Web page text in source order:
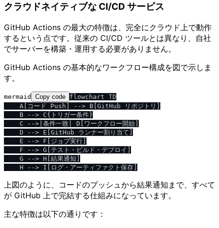
クラウドネイティブな CI/CD サービス
GitHub Actions の最大の特徴は、完全にクラウド上で動作
するという点です。従来の CI/CD ツールとは異なり、自社
でサーバーを構築・運用する必要がありません。
GitHub Actions の基本的なワークフロー構成を図で示しま
す。
mermaid Copy code flowchart TD
    A[コード Push] --> B[GitHub リポジトリ]
    B --> C{トリガー条件}
    C -->|条件一致| D[ワークフロー開始]
    D --> E[GitHub ランナー割り当て]
    E --> F[ジョブ実行]
    F --> G[テスト・ビルド・デプロイ]
    G --> H[結果通知]
上図のように、コードのプッシュから結果通知まで、すべて
が GitHub 上で完結する仕組みになっています。
主な特徴は以下の通りです：